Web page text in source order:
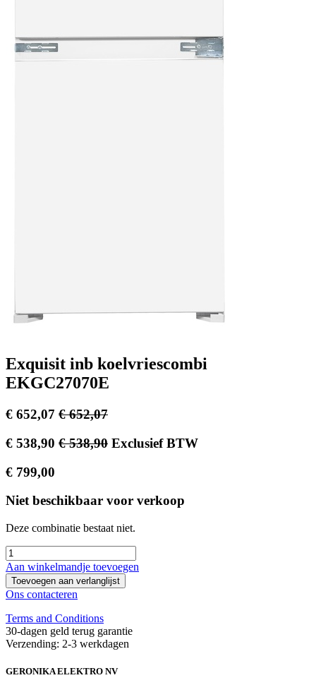
Exquisit inb koelvriescombi
EKGC27070E
€ 652,07 €652,07
€ 538,90 €538,90 Exclusief BTW
€ 799,00
Niet beschikbaar voor verkoop
Deze combinatie bestaat niet.
Aan winkelmandje toevoegen
Toevoegen aan verlanglijst
Ons contacteren
Terms and Conditions
30-dagen geld terug garantie
Verzending: 2-3 werkdagen
GERONIKA ELEKTRO NV